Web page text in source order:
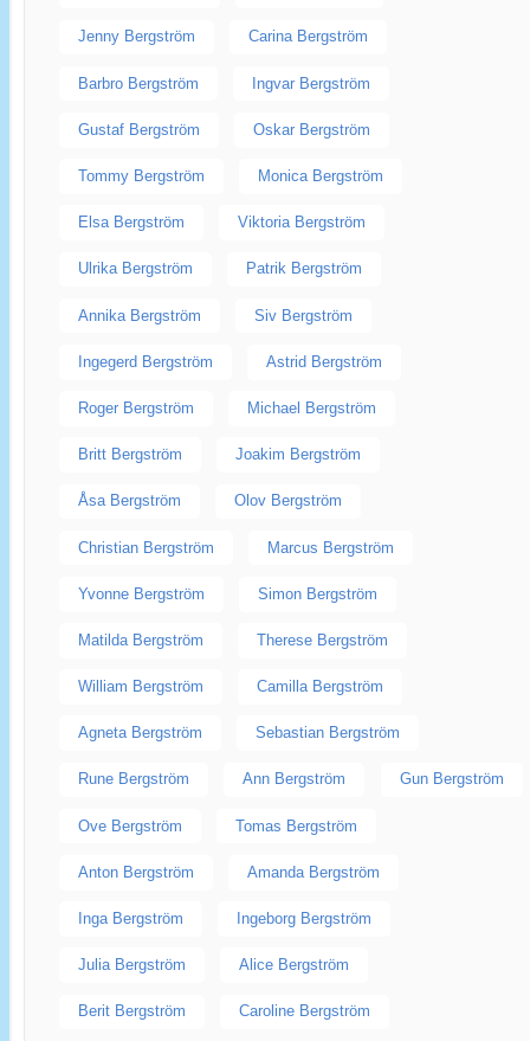
Jenny Bergström Carina Bergström
Barbro Bergström Ingvar Bergström
Gustaf Bergström Oskar Bergström
Tommy Bergström Monica Bergström
Elsa Bergström Viktoria Bergström
Ulrika Bergström Patrik Bergström
Annika Bergström Siv Bergström
Ingegerd Bergström Astrid Bergström
Roger Bergström Michael Bergström
Britt Bergström Joakim Bergström
Åsa Bergström Olov Bergström
Christian Bergström Marcus Bergström
Yvonne Bergström Simon Bergström
Matilda Bergström Therese Bergström
William Bergström Camilla Bergström
Agneta Bergström Sebastian Bergström
Rune Bergström Ann Bergström Gun Bergström
Ove Bergström Tomas Bergström
Anton Bergström Amanda Bergström
Inga Bergström Ingeborg Bergström
Julia Bergström Alice Bergström
Berit Bergström Caroline Bergström